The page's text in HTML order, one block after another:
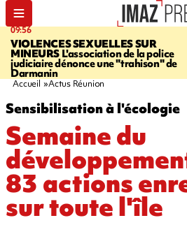
09:56
VIOLENCES SEXUELLES SUR
MINEURS L'association de la police
judiciaire dénonce une "trahison" de
Darmanin
Accueil Actus Réunion
Sensibilisation à l'écologie
Semaine du
83 actions
sur toute l'île